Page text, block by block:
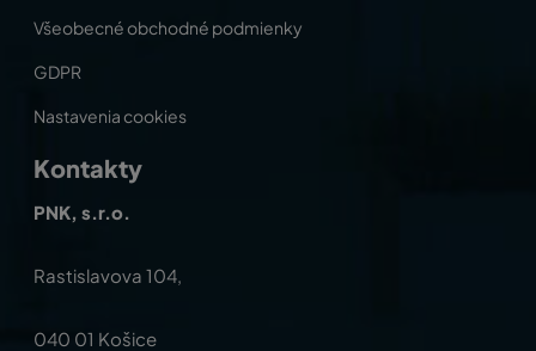
Všeobecné obchodné podmienky
GDPR
Nastavenia cookies
Kontakty
PNK, s.r.o.
Rastislavova 104,
040 01 Košice